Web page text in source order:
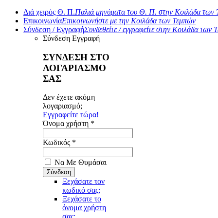
Διά χειρός Θ. Π.Παλιά μηνύματα του Θ. Π. στην Κοιλάδα των
ΕπικοινωνίαΕπικοινωνήστε με την Κοιλάδα των Τεμπών
Σύνδεση / ΕγγραφήΣυνδεθείτε / εγγραφείτε στην Κοιλάδα των
Σύνδεση Εγγραφή
ΣΥΝΔΕΣΗ ΣΤΟ
ΛΟΓΑΡΙΑΣΜΟ
ΣΑΣ
Δεν έχετε ακόμη
λογαριασμό;
Εγγραφείτε τώρα!
Όνομα χρήστη *
Κωδικός *
Να Με Θυμάσαι
Ξεχάσατε τον
κωδικό σας;
Ξεχάσατε το
όνομα χρήστη